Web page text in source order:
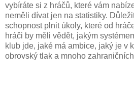
vybíráte si z hráčů, které vám
neměli dívat jen na statistiky.
schopnost plnit úkoly, které od
hráči by měli vědět, jakým
klub jde, jaké má ambice, jaký je v
obrovský tlak a mnoho